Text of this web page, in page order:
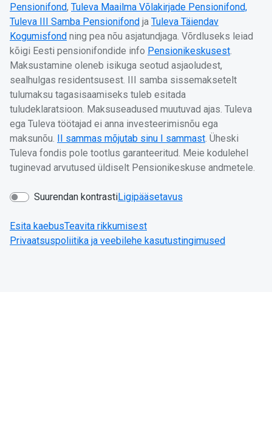
Pensionifond, Tuleva Maailma Võlakirjade Pensionifond,
Tuleva III Samba Pensionifond ja Tuleva Täiendav
Kogumisfond ning pea nõu asjatundjaga. Võrdluseks leiad
kõigi Eesti pensionifondide info Pensionikeskusest
Maksustamine oleneb isikuga seotud asjaoludest,
sealhulgas residentsusest. III samba sissemaksetelt
tulumaksu tagasisaamiseks tuleb esitada
tuludeklaratsioon. Maksuseadused muutuvad ajas. Tuleva
ega Tuleva töötajad ei anna investeerimisnõu ega
maksunõu. II sammas mõjutab sinu I sammast . Üheski
Tuleva fondis pole tootlus garanteeritud. Meie kodulehel
tuginevad arvutused üldiselt Pensionikeskuse andmetele.
Suurendan kontrastiLigipääsetavus
Esita kaebusTeavita rikkumisest
Privaatsuspoliitika ja veebilehe kasutustingimused